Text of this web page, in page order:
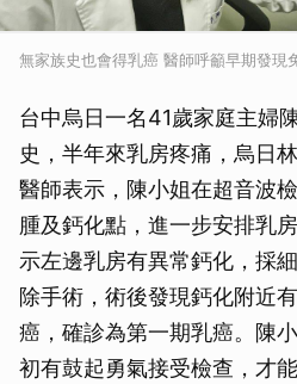
無家族史也會得乳癌 醫師呼籲早期發現
台中烏日一名41歲家庭主婦
史，半年來乳房疼痛，烏日
醫師表示，陳小姐在超音波
腫及鈣化點，進一步安排乳
示左邊乳房有異常鈣化，採
除手術，術後發現鈣化附近
癌，確診為第一期乳癌。陳
初有鼓起勇氣接受檢查，才